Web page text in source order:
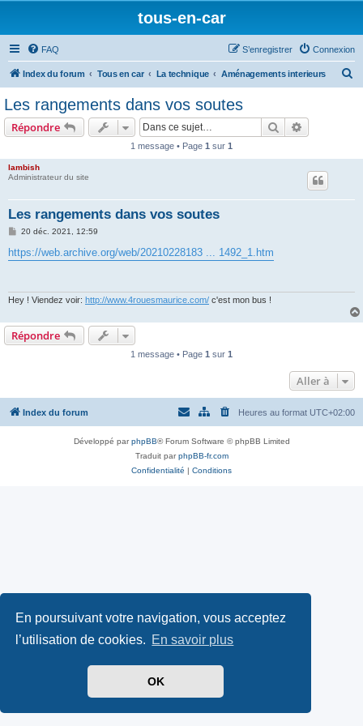
En poursuivant votre navigation, vous acceptez
l’utilisation de cookies. En savoir plus
OK
tous-en-car
FAQ Connexion
S’enregistrer
Index du forum Tous en car La technique Aménagements interieurs
Les rangements dans vos soutes
Répondre Rechercher
1 message • Page 1 sur 1
lambish
Administrateur du site
Les rangements dans vos soutes
M
s
s
20 déc. 2021, 12:59
https://web.archive.org/web/20210228183 ... 1492_1.htm
Hey ! Viendez voir: http://www.4rouesmaurice.com/ c'est mon bus !
Répondre
1 message • Page 1 sur 1
Aller à
Index du forum Heures au format UTC+02:00
Développé parphpBB® Forum Software © phpBB Limited
Traduit parphpBB-fr.com
Confidentialité | Conditions